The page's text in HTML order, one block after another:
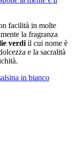
facilità in molte
la fragranza
verdi il cui nome è
e la sacralità
in bianco